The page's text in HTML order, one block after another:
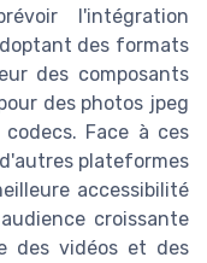
l'intégration
des formats
des composants
des photos jpeg
Face à ces
plateformes
accessibilité
croissante
des vidéos et des